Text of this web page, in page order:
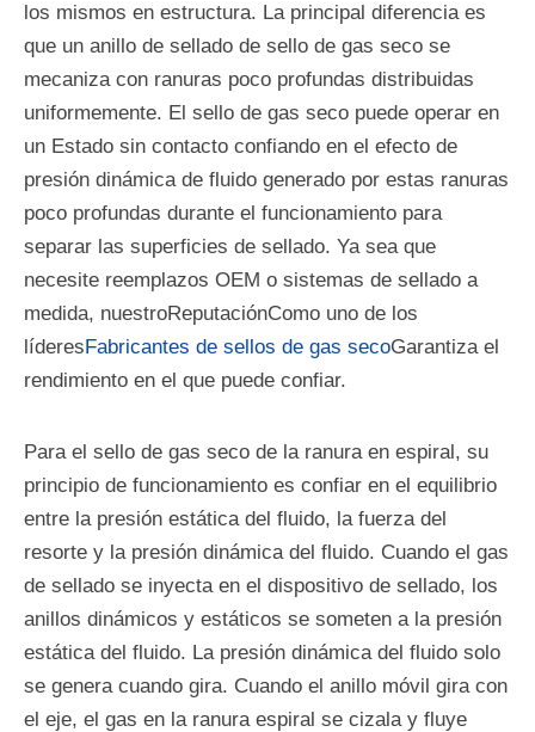
los mismos en estructura. La principal diferencia es
que un anillo de sellado de sello de gas seco se
mecaniza con ranuras poco profundas distribuidas
uniformemente. El sello de gas seco puede operar en
un Estado sin contacto confiando en el efecto de
presión dinámica de fluido generado por estas ranuras
poco profundas durante el funcionamiento para
separar las superficies de sellado. Ya sea que
necesite reemplazos OEM o sistemas de sellado a
medida, nuestroReputaciónComo uno de los
líderesFabricantes de sellos de gas secoGarantiza el
rendimiento en el que puede confiar.
Para el sello de gas seco de la ranura en espiral, su
principio de funcionamiento es confiar en el equilibrio
entre la presión estática del fluido, la fuerza del
resorte y la presión dinámica del fluido. Cuando el gas
de sellado se inyecta en el dispositivo de sellado, los
anillos dinámicos y estáticos se someten a la presión
estática del fluido. La presión dinámica del fluido solo
se genera cuando gira. Cuando el anillo móvil gira con
el eje, el gas en la ranura espiral se cizala y fluye